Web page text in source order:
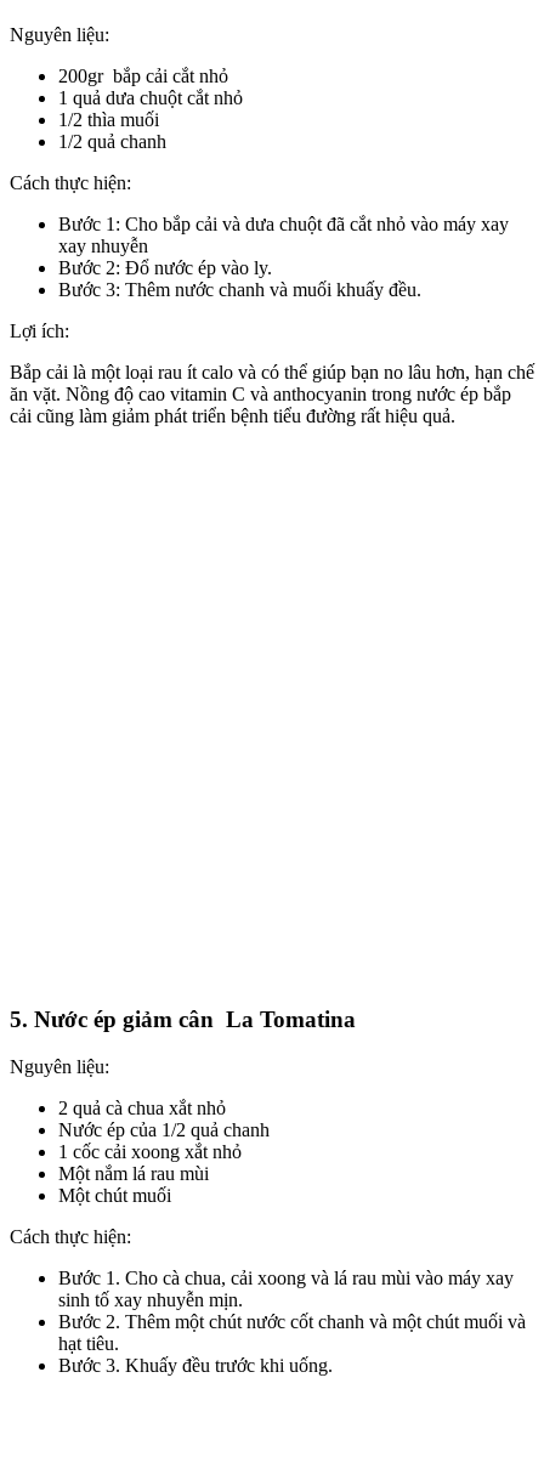
Nguyên liệu:
200gr bắp cải cắt nhỏ
1 quả dưa chuột cắt nhỏ
1/2 thìa muối
1/2 quả chanh
Cách thực hiện:
Bước 1: Cho bắp cải và dưa chuột đã cắt nhỏ vào máy xay
xay nhuyễn
Bước 2: Đổ nước ép vào ly.
Bước 3: Thêm nước chanh và muối khuấy đều.
Lợi ích:
Bắp cải là một loại rau ít calo và có thể giúp bạn no lâu hơn, hạn chế
ăn vặt. Nồng độ cao vitamin C và anthocyanin trong nước ép bắp
cải cũng làm giảm phát triển bệnh tiểu đường rất hiệu quả.
5. Nước ép giảm cân La Tomatina
Nguyên liệu:
2 quả cà chua xắt nhỏ
Nước ép của 1/2 quả chanh
1 cốc cải xoong xắt nhỏ
Một nắm lá rau mùi
Một chút muối
Cách thực hiện:
Bước 1. Cho cà chua, cải xoong và lá rau mùi vào máy xay
sinh tố xay nhuyễn mịn.
Bước 2. Thêm một chút nước cốt chanh và một chút muối và
hạt tiêu.
Bước 3. Khuấy đều trước khi uống.